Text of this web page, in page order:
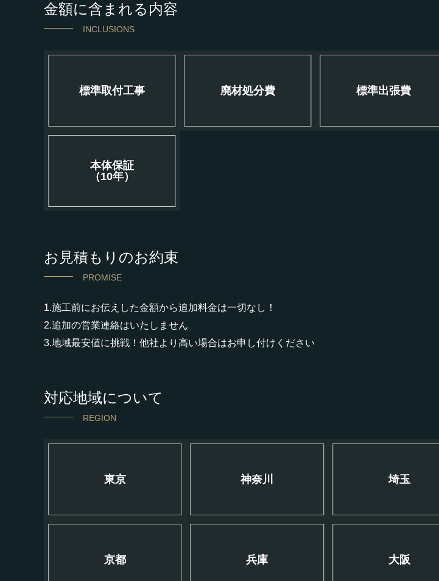
金額に含まれる内容
INCLUSIONS
標準取付工事 廃材処分費 標準出張費
本体保証
（10年）
お見積もりのお約束
PROMISE
1.施工前にお伝えした金額から追加料金は一切なし！
2.追加の営業連絡はいたしません
3.地域最安値に挑戦！他社より高い場合はお申し付けください
対応地域について
REGION
東京 神奈川 埼玉
京都 兵庫 大阪